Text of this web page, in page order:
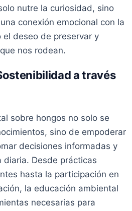
nutre la curiosidad, sino
conexión emocional con la
deseo de preservar y
nos rodean.
a través
sobre hongos no solo se
sino de empoderar
decisiones informadas y
Desde prácticas
hasta la participación en
la educación ambiental
necesarias para